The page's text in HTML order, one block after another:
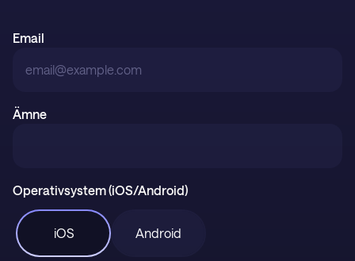
Vår story
Blogg
Support
Email
Ämne
Operativsystem (iOS/Android)
iOS Android